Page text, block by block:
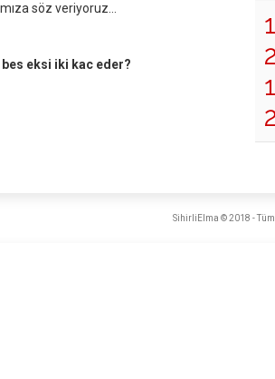
söz veriyoruz...
bes eksi iki kac eder?
SihirliElma © 2018 - Tüm